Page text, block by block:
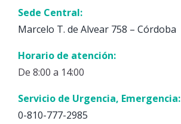
Sede Central:
Marcelo T. de Alvear 758 – Córdoba
Horario de atención:
De 8:00 a 14:00
Servicio de Urgencia, Emergencia:
0-810-777-2985